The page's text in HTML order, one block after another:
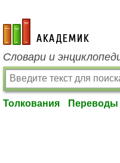
academic.ru
Словари и
Толкования Переводы